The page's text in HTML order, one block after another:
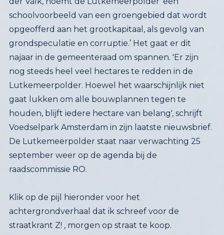
najaar in de gemeenteraad om spannen. 'Er zijn
nog steeds heel veel hectares te redden in de
Lutkemeerpolder. Hoewel het waarschijnlijk niet
gaat lukken om alle bouwplannen tegen te
houden, blijft iedere hectare van belang', schrijft
De Lutkemeerpolder staat naar verwachting 25
september weer op de agenda bij de
raadscommissie RO.
Klik op de pijl hieronder voor het
achtergrondverhaal dat ik schreef voor de
straatkrant Z! , morgen op straat te koop.